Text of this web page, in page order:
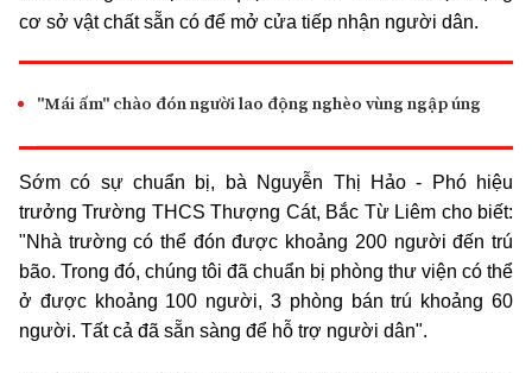
cơ sở vật chất sẵn có để mở cửa tiếp nhận người dân.
"Mái ấm" chào đón người lao động nghèo vùng ngập úng
Sớm có sự chuẩn bị, bà Nguyễn Thị Hảo - Phó hiệu
trưởng Trường THCS Thượng Cát, Bắc Từ Liêm cho biết:
"Nhà trường có thể đón được khoảng 200 người đến trú
bão. Trong đó, chúng tôi đã chuẩn bị phòng thư viện có thể
ở được khoảng 100 người, 3 phòng bán trú khoảng 60
người. Tất cả đã sẵn sàng để hỗ trợ người dân".